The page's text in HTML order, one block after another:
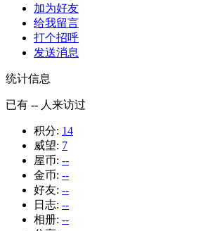
加为好友
给我留言
打个招呼
发送消息
统计信息
已有 -- 人来访过
积分: 14
威望: 7
屋币: --
金币: --
好友: --
日志: --
相册: --